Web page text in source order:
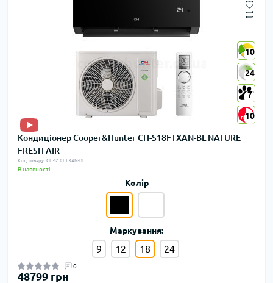
10
24
7
10
10
24
7
10
Кондиціонер Cooper&Hunter CH-S18FTXAN-BL NATURE
FRESH AIR
Код товару: CH-S18FTXAN-BL
В наявності
Колір
Маркування:
9 12 18 24
0
48799 грн